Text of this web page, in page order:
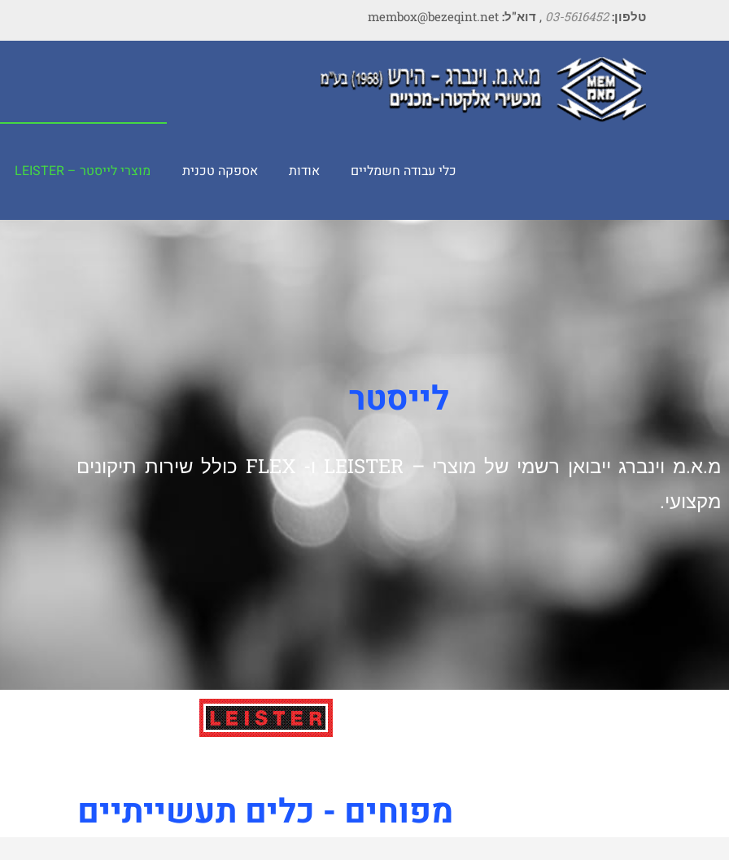
טלפון:03-5616452
, דוא"ל:
כלי עבודה חשמליים אודות אספקה טכנית מוצרי לייסטר – LEISTER
לייסטר
מ.א.מ וינברג ייבואן רשמי של מוצרי – LEISTER ו- FLEX כולל שירות תיקונים
מקצועי.
מפוחים - כלים תעשייתיים